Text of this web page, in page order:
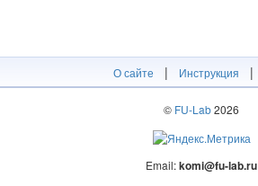
О сайте | Инструкция |
© FU-Lab2026
Email:komi@fu-lab.ru